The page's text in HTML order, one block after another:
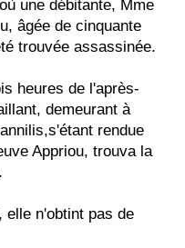
une débitante, Mme
âgée de cinquante
trouvée assassinée.
heures de l'après-
demeurant à
rendue
Appriou, trouva la
elle n'obtint pas de